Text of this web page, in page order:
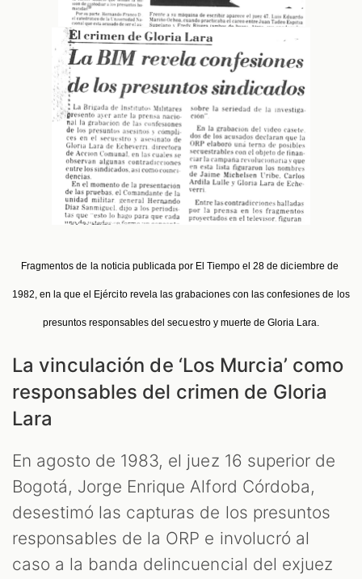
Fragmentos de la noticia publicada por El Tiempo el 28 de diciembre de
1982, en la que el Ejército revela las grabaciones con las confesiones de los
presuntos responsables del secuestro y muerte de Gloria Lara.
La vinculación de ‘Los Murcia’ como
responsables del crimen de Gloria
Lara
En agosto de 1983, el juez 16 superior de
Bogotá, Jorge Enrique Alford Córdoba,
desestimó las capturas de los presuntos
responsables de la ORP e involucró al
caso a la banda delincuencial del exjuez